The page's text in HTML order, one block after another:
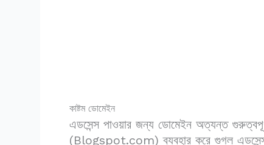
কাষ্টম ডোমেইন
এডসেন্স পাওয়ার জন্য ডোমেইন অত্যন্ত
(Blogspot.com) ব্যবহার করে গুগল এডসেন্স